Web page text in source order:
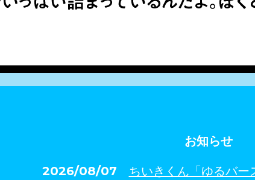
お知らせ
2026/08/07
ちいきくん「ゆるバー